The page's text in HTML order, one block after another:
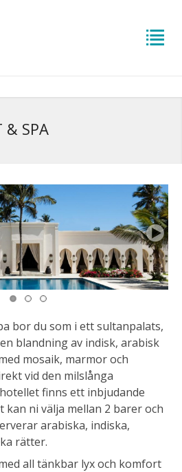
& SPA
bor du som i ett sultanpalats,
blandning av indisk, arabisk
mosaik, marmor och
vid den milslånga
finns ett inbjudande
kan ni välja mellan 2 barer och
arabiska, indiska,
rätter.
all tänkbar lyx och komfort